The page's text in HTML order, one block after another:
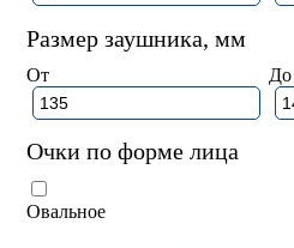
Размер заушника, мм
От До
Очки по форме лица
Овальное